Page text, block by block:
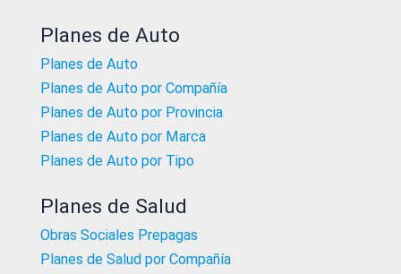
Planes de Auto
Planes de Auto
Planes de Auto por Compañía
Planes de Auto por Provincia
Planes de Auto por Marca
Planes de Auto por Tipo
Planes de Salud
Obras Sociales Prepagas
Planes de Salud por Compañía